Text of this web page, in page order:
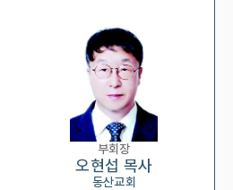
부회장
오현섭 목사
동산교회